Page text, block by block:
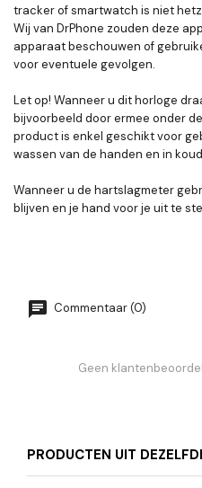
tracker of smartwatch is niet
Wij van DrPhone zouden deze
apparaat beschouwen of
voor eventuele gevolgen.
Let op! Wanneer u dit horloge
bijvoorbeeld door ermee onder
product is enkel geschikt voor
wassen van de handen en in
Wanneer u de hartslagmeter
blijven en je hand voor je uit te
Commentaar (0)
Geen
PRODUCTEN UIT